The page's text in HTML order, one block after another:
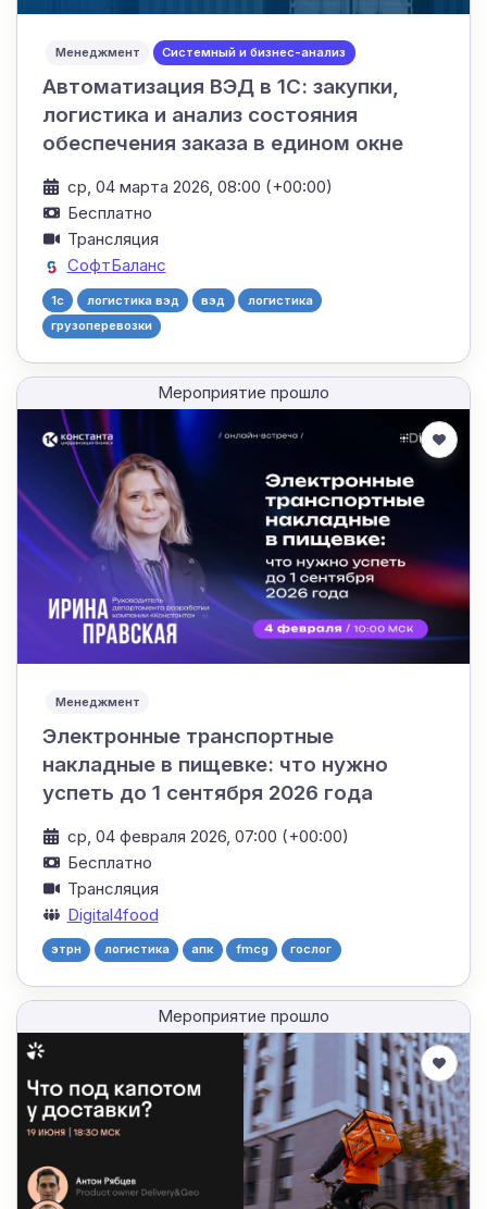
Менеджмент Системный и бизнес-анализ
Автоматизация ВЭД в 1С: закупки,
логистика и анализ состояния
обеспечения заказа в едином окне
ср, 04 марта 2026, 08:00 (+00:00)
Бесплатно
Трансляция
СофтБаланс
1с логистика вэд вэд
логистика
грузоперевозки
Мероприятие прошло
Менеджмент
Электронные транспортные
накладные в пищевке: что нужно
успеть до 1 сентября 2026 года
ср, 04 февраля 2026, 07:00 (+00:00)
Бесплатно
Трансляция
Digital4food
этрн логистика апк fmcg гослог
Мероприятие прошло